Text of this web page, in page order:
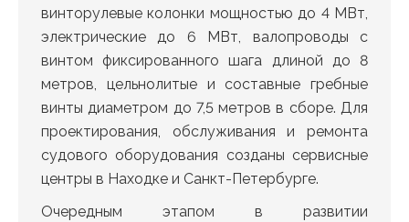
винторулевые колонки мощностью до 4 МВт,
электрические до 6 МВт, валопроводы с
винтом фиксированного шага длиной до 8
метров, цельнолитые и составные гребные
винты диаметром до 7,5 метров в сборе. Для
проектирования, обслуживания и ремонта
судового оборудования созданы сервисные
центры в Находке и Санкт-Петербурге.
Очередным этапом в развитии